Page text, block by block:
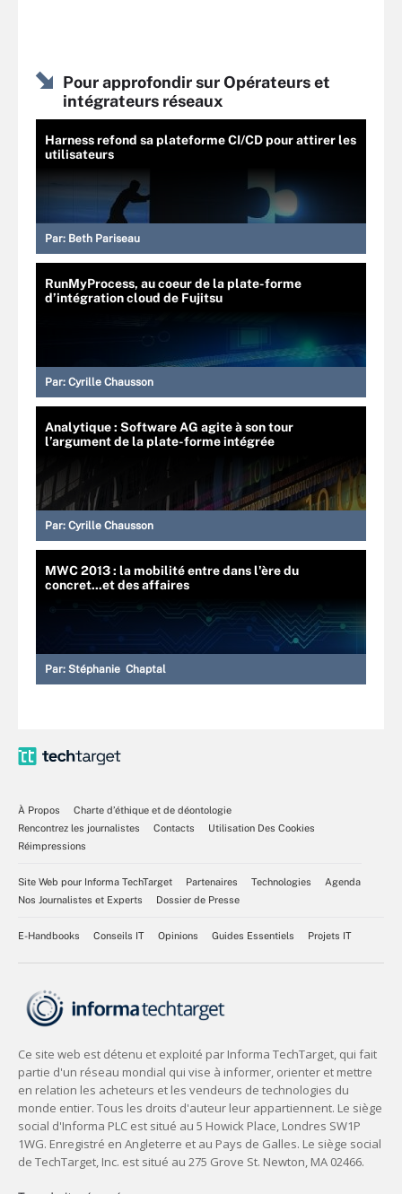
Pour approfondir sur Opérateurs et
intégrateurs réseaux
Harness refond sa plateforme CI/CD pour attirer les
utilisateurs
Par: Beth Pariseau
RunMyProcess, au coeur de la plate-forme
d’intégration cloud de Fujitsu
Par: Cyrille Chausson
Analytique : Software AG agite à son tour
l’argument de la plate-forme intégrée
Par: Cyrille Chausson
MWC 2013 : la mobilité entre dans l'ère du
concret...et des affaires
Par: Stéphanie Chaptal
À Propos
Charte d’éthique et de déontologie
Rencontrez les journalistes
Contacts
Utilisation Des Cookies
Réimpressions
Site Web pour Informa TechTarget Partenaires Technologies
Agenda
Nos Journalistes et Experts
Dossier de Presse
E-Handbooks Conseils IT Opinions Guides Essentiels Projets IT